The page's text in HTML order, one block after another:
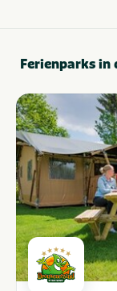
Ferienparks in